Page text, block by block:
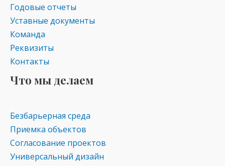
Годовые отчеты
Уставные документы
Команда
Реквизиты
Контакты
Что мы делаем
Безбарьерная среда
Приемка объектов
Согласование проектов
Универсальный дизайн